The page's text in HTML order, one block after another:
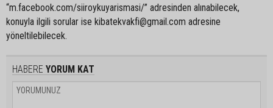
“m.facebook.com/siiroykuyarismasi/” adresinden alınabilecek,
konuyla ilgili sorular ise kibatekvakfi@gmail.com adresine
yöneltilebilecek.
HABERE YORUM KAT